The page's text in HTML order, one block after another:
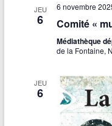
JEU
6
6 novembre
Comité «
Médiathèque
de la Fontaine,
JEU
6